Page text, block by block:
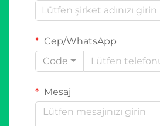
Cep/WhatsApp
Code
Mesaj